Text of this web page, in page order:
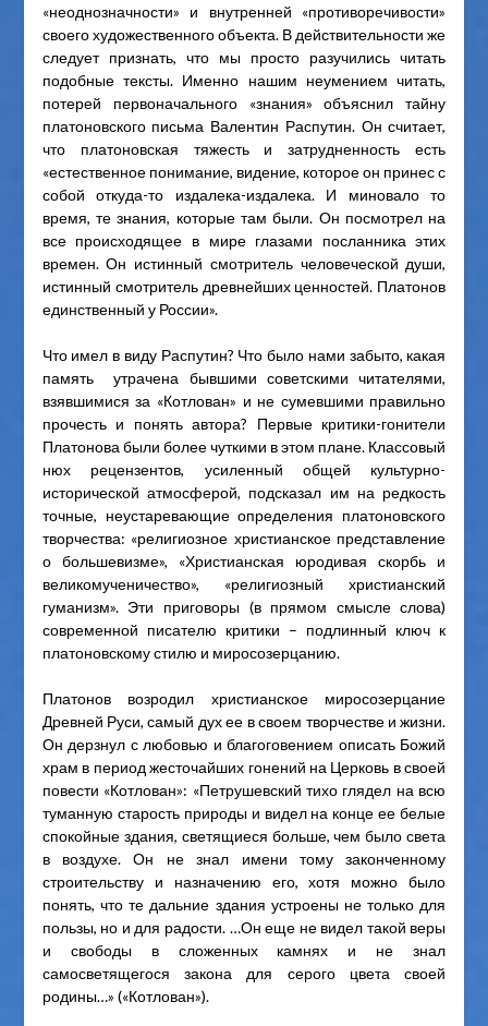
«неоднозначности» и внутренней «противоречивости»
своего художественного объекта. В действительности же
следует признать, что мы просто разучились читать
подобные тексты. Именно нашим неумением читать,
потерей первоначального «знания» объяснил тайну
платоновского письма Валентин Распутин. Он считает,
что платоновская тяжесть и затрудненность есть
«естественное понимание, видение, которое он принес с
собой откуда-то издалека-издалека. И миновало то
время, те знания, которые там были. Он посмотрел на
все происходящее в мире глазами посланника этих
времен. Он истинный смотритель человеческой души,
истинный смотритель древнейших ценностей. Платонов
единственный у России».
Что имел в виду Распутин? Что было нами забыто, какая
память утрачена бывшими советскими читателями,
взявшимися за «Котлован» и не сумевшими правильно
прочесть и понять автора? Первые критики-гонители
Платонова были более чуткими в этом плане. Классовый
нюх рецензентов, усиленный общей культурно-
исторической атмосферой, подсказал им на редкость
точные, неустаревающие определения платоновского
творчества: «религиозное христианское представление
о большевизме», «Христианская юродивая скорбь и
великомученичество», «религиозный христианский
гуманизм». Эти приговоры (в прямом смысле слова)
современной писателю критики – подлинный ключ к
платоновскому стилю и миросозерцанию.
Платонов возродил христианское миросозерцание
Древней Руси, самый дух ее в своем творчестве и жизни.
Он дерзнул с любовью и благоговением описать Божий
храм в период жесточайших гонений на Церковь в своей
повести «Котлован»: «Петрушевский тихо глядел на всю
туманную старость природы и видел на конце ее белые
спокойные здания, светящиеся больше, чем было света
в воздухе. Он не знал имени тому законченному
строительству и назначению его, хотя можно было
понять, что те дальние здания устроены не только для
пользы, но и для радости. …Он еще не видел такой веры
и свободы в сложенных камнях и не знал
самосветящегося закона для серого цвета своей
родины…» («Котлован»).